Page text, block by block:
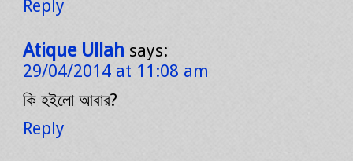
Reply
Atique Ullah says:
29/04/2014 at 11:08 am
কি হইলো আবার?
Reply